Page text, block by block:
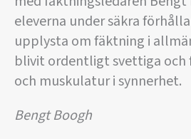
eleverna under säkra
upplysta om fäktning i
blivit ordentligt svettiga
och muskulatur i synnerhet.
Bengt Boogh